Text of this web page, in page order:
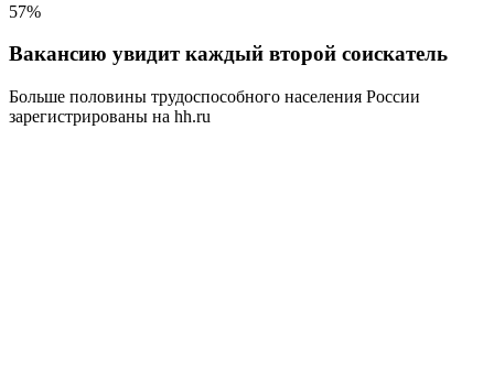
57%
Вакансию увидит каждый второй соискатель
Больше половины трудоспособного населения России
зарегистрированы на hh.ru